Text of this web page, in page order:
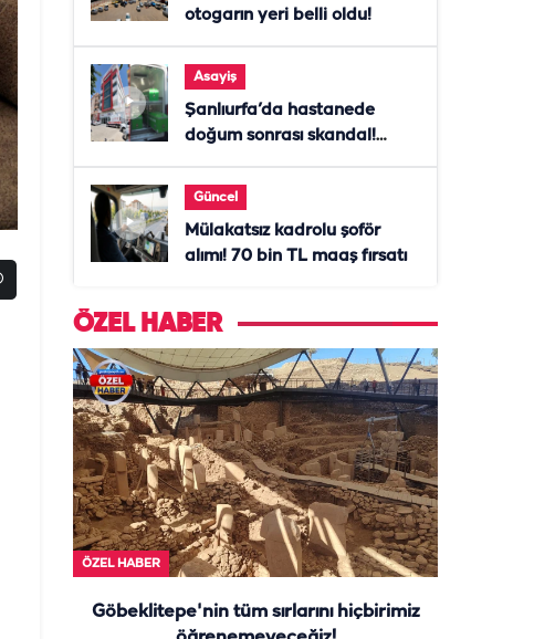
otogarın yeri belli oldu!
Asayiş
Şanlıurfa’da hastanede
doğum sonrası skandal!
Güncel
Mülakatsız kadrolu şoför
alımı! 70 bin TL maaş fırsatı
ÖZEL HABER
ÖZEL HABER
Göbeklitepe'nin tüm sırlarını hiçbirimiz